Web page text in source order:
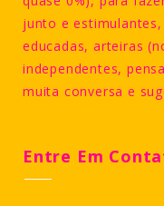
junto e
educadas, arteiras
independentes,
muita conversa e
Entre Em